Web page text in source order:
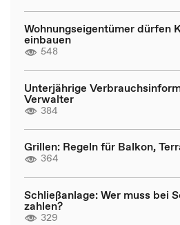
Wohnungseigentümer dürfen
einbauen
548
Unterjährige
Verwalter
384
Grillen: Regeln für Balkon,
364
Schließanlage: Wer muss bei
zahlen?
329